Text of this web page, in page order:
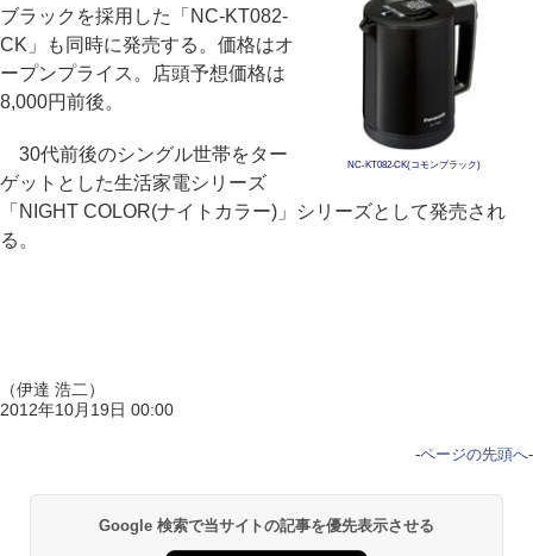
NC-KT082-CK(コモンブラック)
ブラックを採用した「NC-KT082-
CK」も同時に発売する。価格はオ
ープンプライス。店頭予想価格は
8,000円前後。
30代前後のシングル世帯をター
ゲットとした生活家電シリーズ
「NIGHT COLOR(ナイトカラー)」シリーズとして発売され
る。
（伊達 浩二）
2012年10月19日 00:00
-ページの先頭へ-
Google 検索で当サイトの記事を優先表示させる